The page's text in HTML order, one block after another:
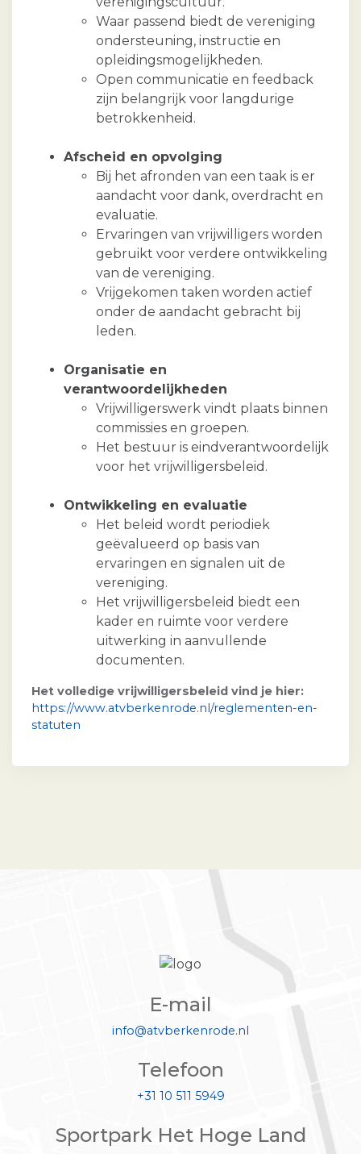
Waar passend biedt de vereniging
ondersteuning, instructie en
opleidingsmogelijkheden.
Open communicatie en feedback
zijn belangrijk voor langdurige
betrokkenheid.
Afscheid en opvolging
Bij het afronden van een taak is er
aandacht voor dank, overdracht en
evaluatie.
Ervaringen van vrijwilligers worden
gebruikt voor verdere ontwikkeling
van de vereniging.
Vrijgekomen taken worden actief
onder de aandacht gebracht bij
leden.
Organisatie en
verantwoordelijkheden
Vrijwilligerswerk vindt plaats binnen
commissies en groepen.
Het bestuur is eindverantwoordelijk
voor het vrijwilligersbeleid.
Ontwikkeling en evaluatie
Het beleid wordt periodiek
geëvalueerd op basis van
ervaringen en signalen uit de
vereniging.
Het vrijwilligersbeleid biedt een
kader en ruimte voor verdere
uitwerking in aanvullende
documenten.
Het volledige vrijwilligersbeleid vind je hier:
https://www.atvberkenrode.nl/reglementen-en-
statuten
E-mail
info@atvberkenrode.nl
Telefoon
+31 10 511 5949
Sportpark Het Hoge Land